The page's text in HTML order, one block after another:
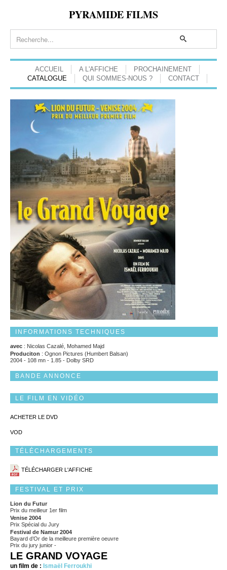
PYRAMIDE FILMS
ACCUEIL A L'AFFICHE
PROCHAINEMENT
CATALOGUE
QUI SOMMES-NOUS ? CONTACT
INFORMATIONS TECHNIQUES
avec : Nicolas Cazalé, Mohamed Majd
Produciton : Ognon Pictures (Humbert Balsan)
2004 - 108 mn - 1.85 - Dolby SRD
BANDE ANNONCE
LE FILM EN VIDÉO
ACHETER LE DVD
VOD
TÉLÉCHARGEMENTS
TÉLÉCHARGER L'AFFICHE
FESTIVAL ET PRIX
Lion du Futur
Prix du meilleur 1er film
Venise 2004
Prix Spécial du Jury
Festival de Namur 2004
Bayard d’Or de la meilleure première oeuvre
Prix du jury junior -
LE GRAND VOYAGE
un film de : Ismaël Ferroukhi